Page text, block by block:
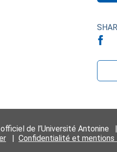
de l’Université Antonine |
| Confidentialité et mentions